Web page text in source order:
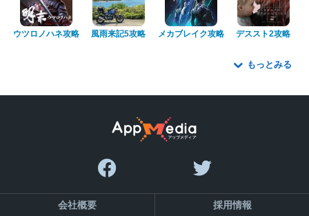
ウツロノハネ攻略 風雨来記5攻略 メカブレイク攻略 デススト2攻略
もっとみる
会社概要 採用情報